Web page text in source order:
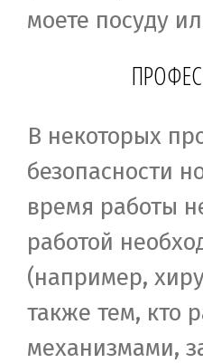
моете посуду
В некоторых
безопасности
время работы
работой
(например,
также тем, кто
механизмами,